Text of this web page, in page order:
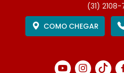
(31)
COMO CHEGAR